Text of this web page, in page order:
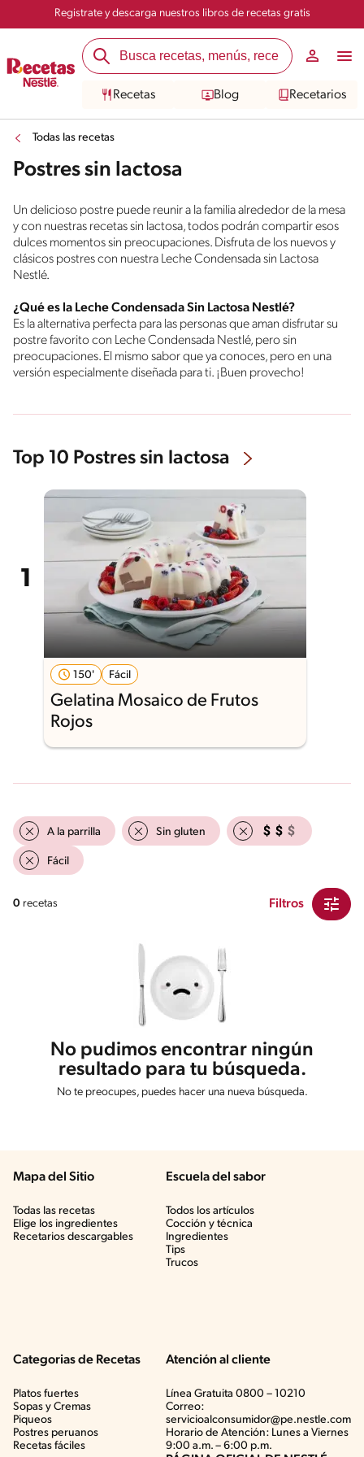
Registrate y descarga nuestros libros de recetas gratis
Recetas Blog Recetarios
Todas las recetas
Postres sin lactosa
Un delicioso postre puede reunir a la familia alrededor de la mesa
y con nuestras recetas sin lactosa, todos podrán compartir esos
dulces momentos sin preocupaciones. Disfruta de los nuevos y
clásicos postres con nuestra Leche Condensada sin Lactosa
Nestlé.
¿Qué es la Leche Condensada Sin Lactosa Nestlé?
Es la alternativa perfecta para las personas que aman disfrutar su
postre favorito con Leche Condensada Nestlé, pero sin
preocupaciones. El mismo sabor que ya conoces, pero en una
versión especialmente diseñada para ti. ¡Buen provecho!
Top 10 Postres sin lactosa
150' Fácil
Gelatina Mosaico de Frutos
Rojos
A la parrilla Sin gluten
Fácil
0 recetas Filtros
No pudimos encontrar ningún
resultado para tu búsqueda.
No te preocupes, puedes hacer una nueva búsqueda.
Mapa del Sitio
Todas las recetas
Elige los ingredientes
Recetarios descargables
Escuela del sabor
Todos los artículos
Cocción y técnica
Ingredientes
Tips
Trucos
Categorias de Recetas
Platos fuertes
Sopas y Cremas
Piqueos
Postres peruanos
Recetas fáciles
Atención al cliente
Línea Gratuita 0800 – 10210
Correo:
servicioalconsumidor@pe.nestle.com
Horario de Atención: Lunes a Viernes
9:00 a.m. – 6:00 p.m.